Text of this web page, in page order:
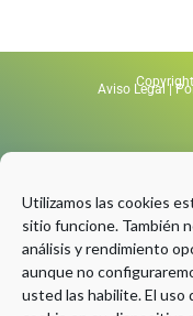
Utilizamos las cookies
sitio funcione. También
análisis y rendimiento
aunque no
usted las habilite. El uso
Aviso Legal |